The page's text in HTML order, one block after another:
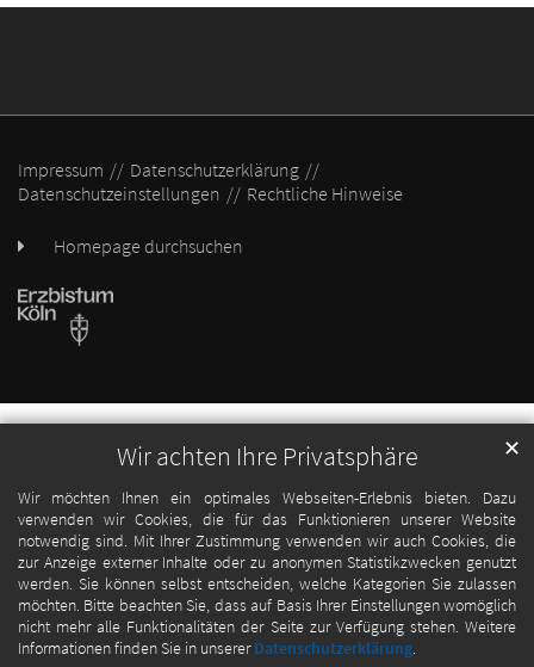
Wir achten Ihre Privatsphäre
Wir möchten Ihnen ein optimales Webseiten-Erlebnis bieten. Dazu
verwenden wir Cookies, die für das Funktionieren unserer Website
notwendig sind. Mit Ihrer Zustimmung verwenden wir auch Cookies, die
zur Anzeige externer Inhalte oder zu anonymen Statistikzwecken genutzt
werden. Sie können selbst entscheiden, welche Kategorien Sie zulassen
möchten. Bitte beachten Sie, dass auf Basis Ihrer Einstellungen womöglich
nicht mehr alle Funktionalitäten der Seite zur Verfügung stehen. Weitere
Informationen finden Sie in unsererDatenschutzerklärung.
✕
Impressum
Datenschutzerklärung
Datenschutzeinstellungen
Rechtliche Hinweise
Homepage durchsuchen